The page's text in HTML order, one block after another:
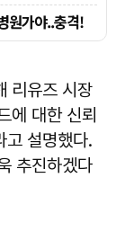
리유즈 시장
에 대한 신뢰
고 설명했다.
추진하겠다